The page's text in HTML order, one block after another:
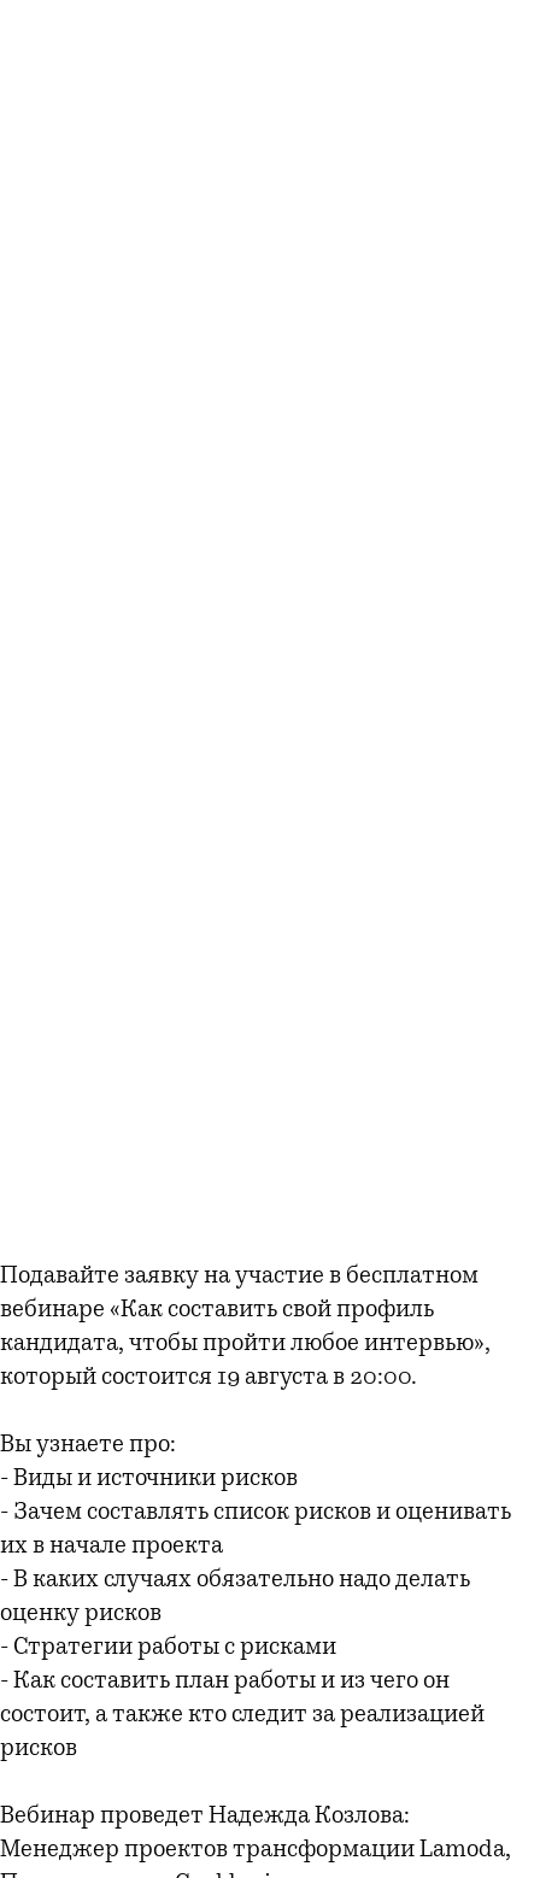
Подавайте заявку на участие в бесплатном
вебинаре «Как составить свой профиль
кандидата, чтобы пройти любое интервью»,
который состоится 19 августа в 20:00.
Вы узнаете про:
- Виды и источники рисков
- Зачем составлять список рисков и оценивать
их в начале проекта
- В каких случаях обязательно надо делать
оценку рисков
- Стратегии работы с рисками
- Как составить план работы и из чего он
состоит, а также кто следит за реализацией
рисков
Вебинар проведет Надежда Козлова:
Менеджер проектов трансформации Lamoda,